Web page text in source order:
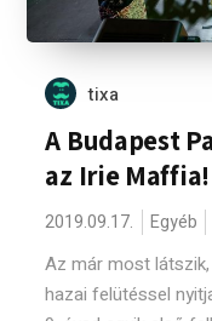
tixa
A Budapest
az Irie Maffia!
2019.09.17. Egyéb
Az már most
hazai felütéssel